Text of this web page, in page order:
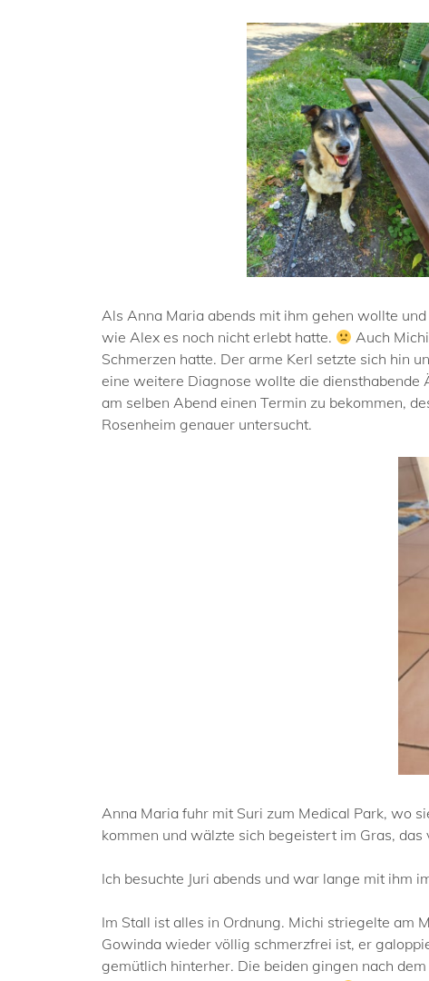
Als Anna Maria abends mit ihm gehen wollte
wie Alex es noch nicht erlebt hatte.
Auch
Schmerzen hatte. Der arme Kerl setzte sich hin
eine weitere Diagnose wollte die diensthabende
am selben Abend einen Termin zu bekommen,
Rosenheim genauer untersucht.
Anna Maria fuhr mit Suri zum Medical Park, wo
kommen und wälzte sich begeistert im Gras,
Ich besuchte Juri abends und war lange mit ihm
Im Stall ist alles in Ordnung. Michi striegelte am
Gowinda wieder völlig schmerzfrei ist, er
gemütlich hinterher. Die beiden gingen nach